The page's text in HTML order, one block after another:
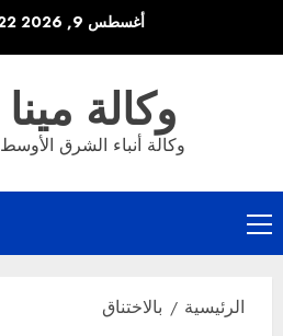
أغسطس 9, 2026
وكالة مينا
وكالة أنباء الشرق
القائمة
الرئيسية
الرئيسية بالاختناق